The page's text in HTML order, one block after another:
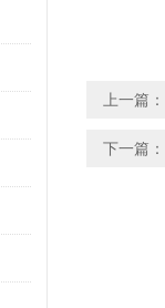
上一篇：
下一篇：